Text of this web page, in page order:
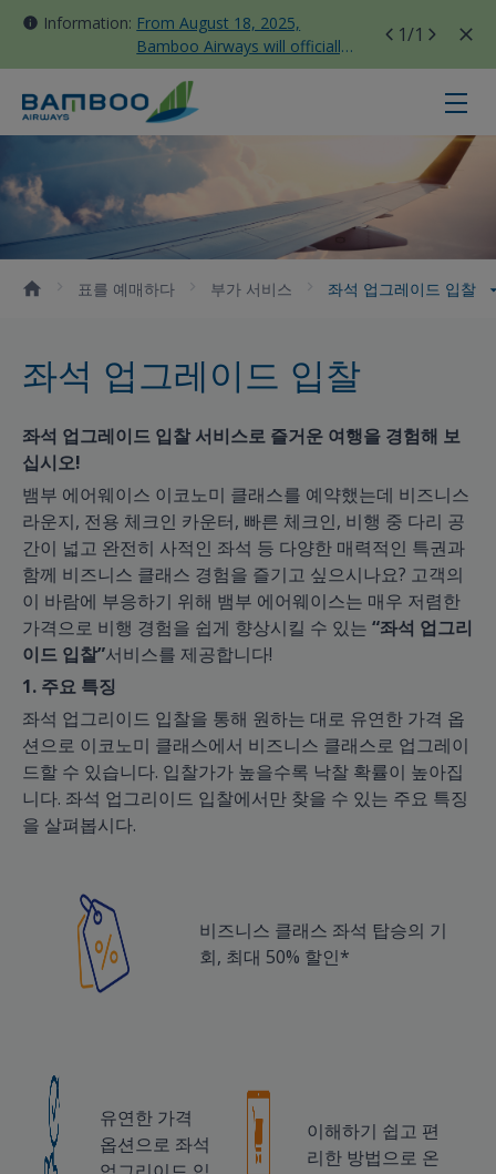
Information: From August 18, 2025,
Bamboo Airways will officially
move all domestic flights to
Tan Son Nhat Terminal T3
1/1
좌석 업그레이드 입찰 - Bamboo
표를 예매하다 부가 서비스 좌석 업그레이드 입찰
좌석 업그레이드 입찰
좌석 업그레이드 입찰 서비스로 즐거운 여행을 경험해 보
십시오!
뱀부 에어웨이스 이코노미 클래스를 예약했는데 비즈니스
라운지, 전용 체크인 카운터, 빠른 체크인, 비행 중 다리 공
간이 넓고 완전히 사적인 좌석 등 다양한 매력적인 특권과
함께 비즈니스 클래스 경험을 즐기고 싶으시나요? 고객의
이 바람에 부응하기 위해 뱀부 에어웨이스는 매우 저렴한
가격으로 비행 경험을 쉽게 향상시킬 수 있는 “좌석 업그리
이드 입찰”서비스를 제공합니다!
1. 주요 특징
좌석 업그리이드 입찰을 통해 원하는 대로 유연한 가격 옵
션으로 이코노미 클래스에서 비즈니스 클래스로 업그레이
드할 수 있습니다. 입찰가가 높을수록 낙찰 확률이 높아집
니다. 좌석 업그리이드 입찰에서만 찾을 수 있는 주요 특징
을 살펴봅시다.
비즈니스 클래스 좌석 탑승의 기
회, 최대 50% 할인*
유연한 가격
옵션으로 좌석
이해하기 쉽고 편
리한 방법으로 온